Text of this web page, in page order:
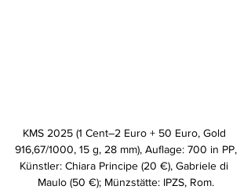
KMS 2025 (1 Cent–2 Euro + 50 Euro, Gold
916,67/1000, 15 g, 28 mm), Auflage: 700 in PP,
Künstler: Chiara Principe (20 €), Gabriele di
Maulo (50 €); Münzstätte: IPZS, Rom.